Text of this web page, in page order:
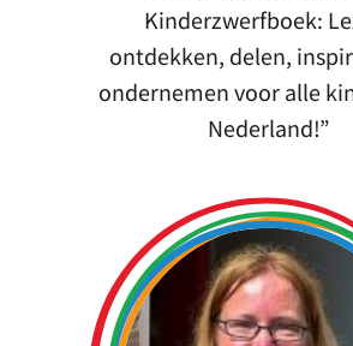
Kinderzwerfboek:
ontdekken, delen,
ondernemen voor alle
Nederland!